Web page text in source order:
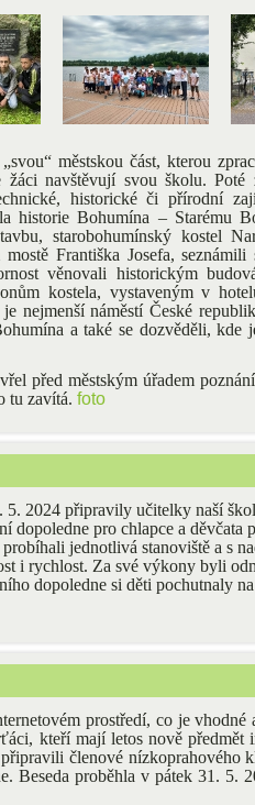
městskou část, kterou
navštěvují svou školu. Poté
historické či přírodní
historie Bohumína – Starému
starobohumínský kostel
Františka Josefa,
věnovali historickým
kostela, vystaveným v
je nejmenší náměstí České
a také se dozvěděli, kde
před městským úřadem
tu zavítá. foto
5. 2024 připravily učitelky naší
dopoledne pro chlapce a
jednotlivá stanoviště a s
i rychlost. Za své výkony byli
dopoledne si děti pochutnaly
prostředí, co je vhodné
kteří mají letos nově předmět
členové nízkoprahového
Beseda proběhla v pátek 31. 5.